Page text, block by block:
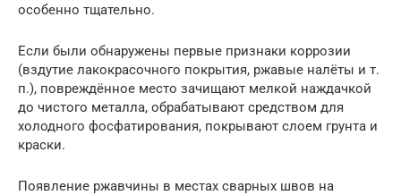
особенно тщательно.
Если были обнаружены первые признаки коррозии
(вздутие лакокрасочного покрытия, ржавые налёты и т.
п.), повреждённое место зачищают мелкой наждачкой
до чистого металла, обрабатывают средством для
холодного фосфатирования, покрывают слоем грунта и
краски.
Появление ржавчины в местах сварных швов на